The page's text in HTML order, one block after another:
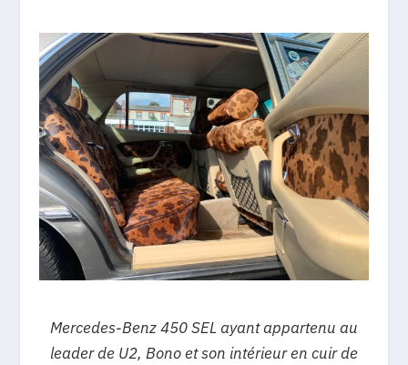
Mercedes-Benz 450 SEL ayant appartenu au
leader de U2, Bono et son intérieur en cuir de